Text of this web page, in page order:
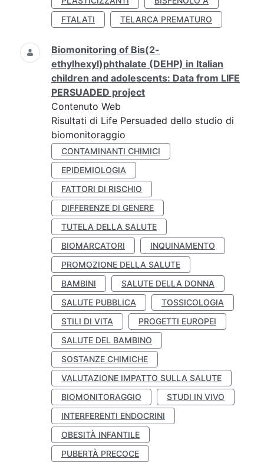
FTALATI
TELARCA PREMATURO
Biomonitoring of Bis(2-
ethylhexyl)phthalate (DEHP) in Italian
children and adolescents: Data from LIFE
PERSUADED project
Contenuto Web
Risultati di Life Persuaded dello studio di
biomonitoraggio
CONTAMINANTI CHIMICI
EPIDEMIOLOGIA
FATTORI DI RISCHIO
DIFFERENZE DI GENERE
TUTELA DELLA SALUTE
BIOMARCATORI
INQUINAMENTO
PROMOZIONE DELLA SALUTE
BAMBINI
SALUTE DELLA DONNA
SALUTE PUBBLICA
TOSSICOLOGIA
STILI DI VITA
PROGETTI EUROPEI
SALUTE DEL BAMBINO
SOSTANZE CHIMICHE
VALUTAZIONE IMPATTO SULLA SALUTE
BIOMONITORAGGIO
STUDI IN VIVO
INTERFERENTI ENDOCRINI
OBESITÀ INFANTILE
PUBERTÀ PRECOCE